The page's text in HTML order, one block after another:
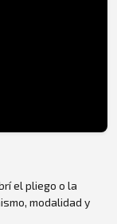
el pliego o la
modalidad y